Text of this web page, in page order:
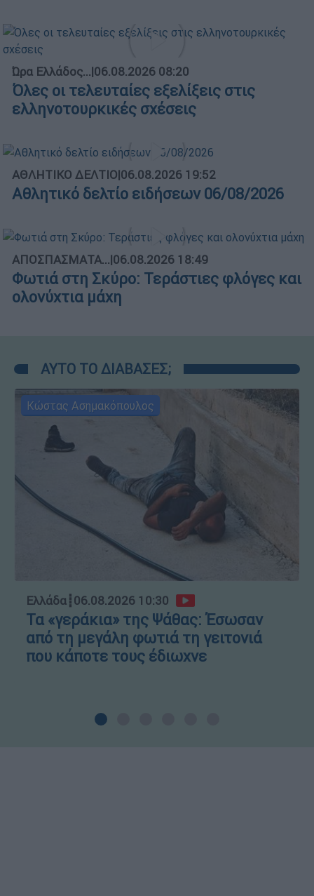
Ώρα Ελλάδος...|06.08.2026 08:20
Όλες οι τελευταίες εξελίξεις στις
ελληνοτουρκικές σχέσεις
ΑΘΛΗΤΙΚΟ ΔΕΛΤΙΟ|06.08.2026 19:52
Αθλητικό δελτίο ειδήσεων 06/08/2026
ΑΠΟΣΠΑΣΜΑΤΑ...|06.08.2026 18:49
Φωτιά στη Σκύρο: Τεράστιες φλόγες και
ολονύχτια μάχη
ΑΥΤΟ ΤΟ ΔΙΑΒΑΣΕΣ;
Κώστας Ασημακόπουλος
Ελλάδα┋06.08.2026 10:30
Τα «γεράκια» της Ψάθας: Έσωσαν
από τη μεγάλη φωτιά τη γειτονιά
που κάποτε τους έδιωχνε